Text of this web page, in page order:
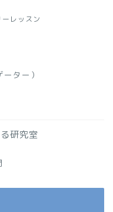
レッスン
ター）
研究室